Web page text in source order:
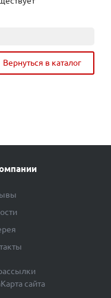
Вернуться в каталог
Карта сайта